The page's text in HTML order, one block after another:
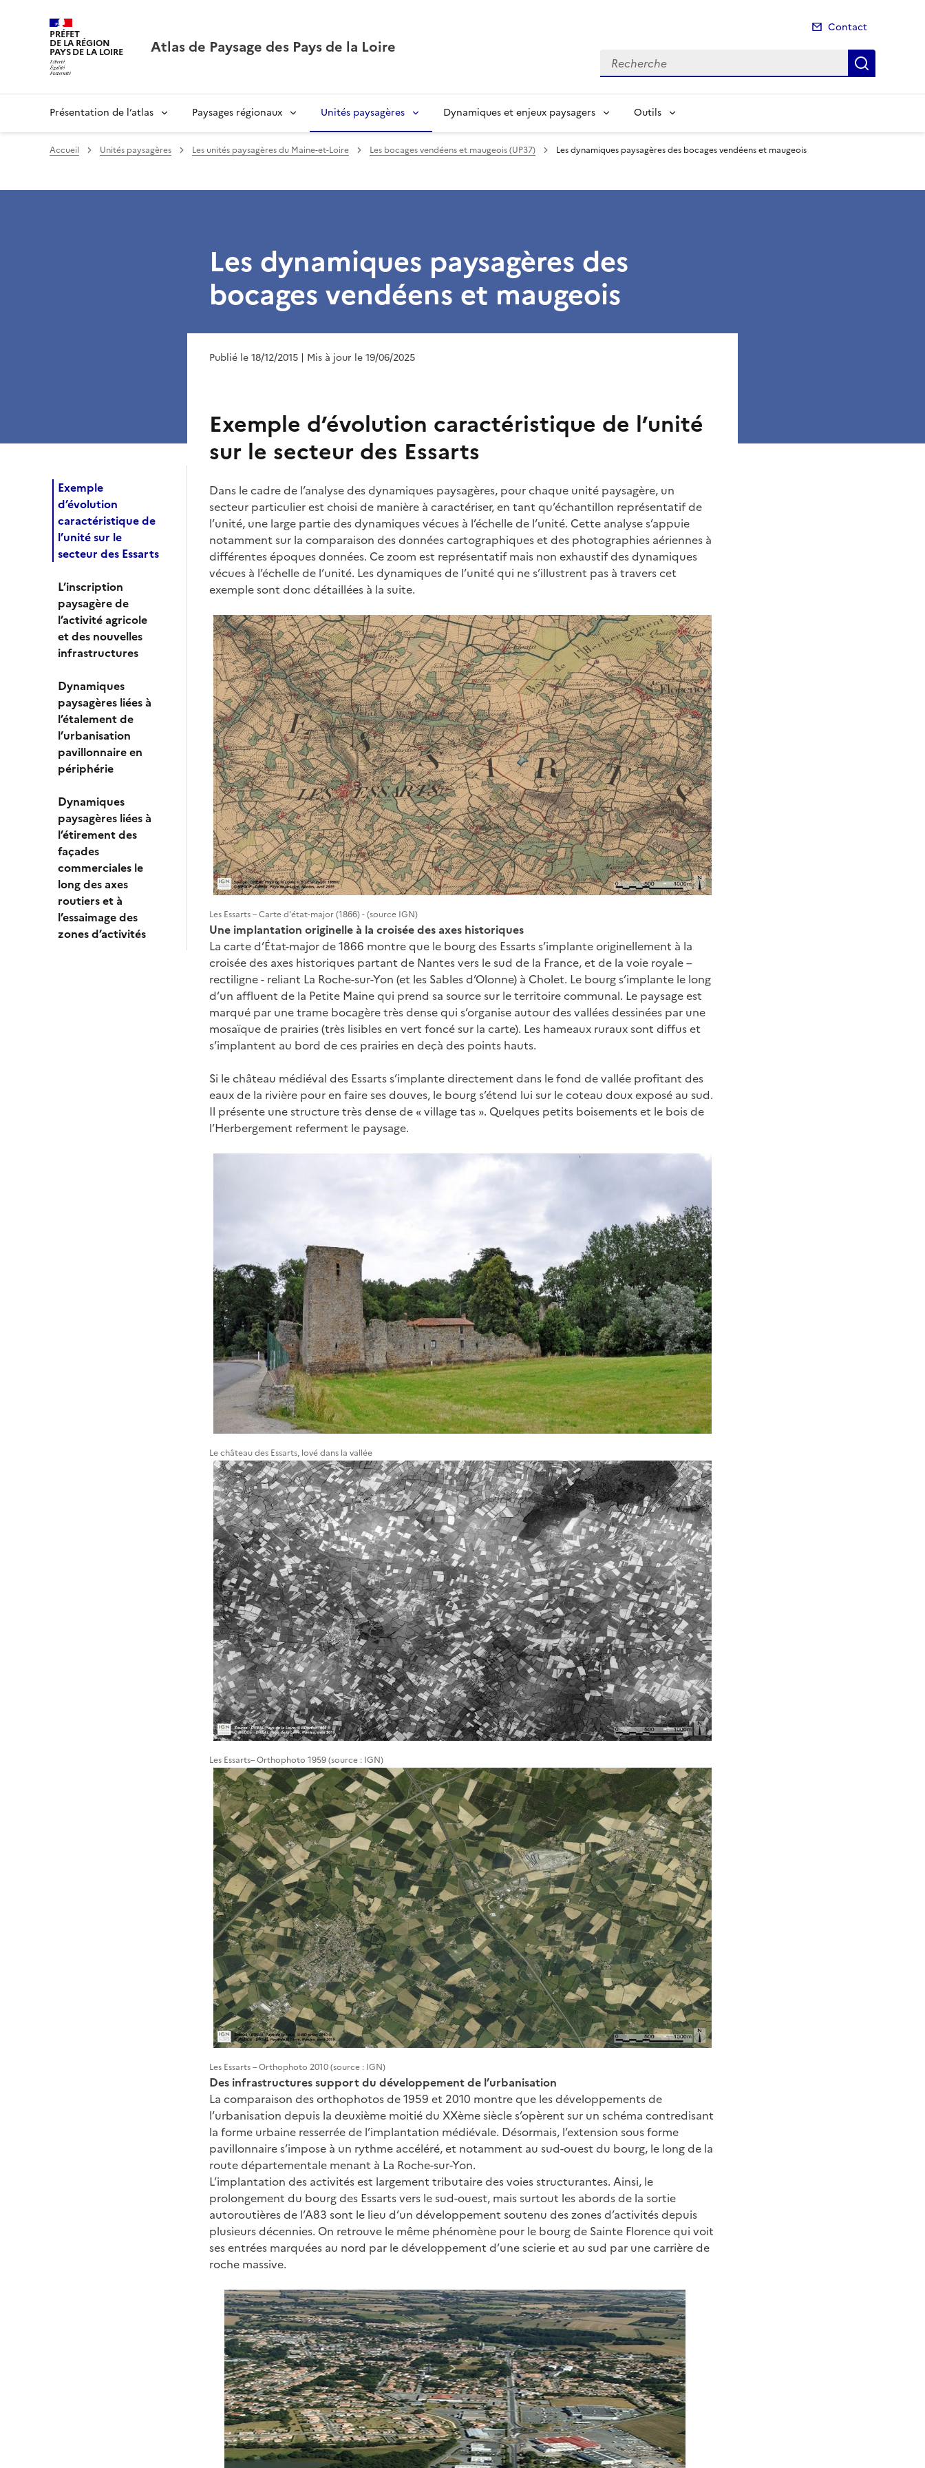
PRÉFET
DE LA RÉGION
PAYS DE LA LOIRE Atlas de Paysage des Pays de la Loire
Contact
Recherche
Présentation de l’atlas Paysages régionaux Unités paysagères Dynamiques et enjeux paysagers Outils
Accueil Unités paysagères Les unités paysagères du Maine-et-Loire Les bocages vendéens et maugeois (UP37) Les dynamiques paysagères des bocages vendéens et maugeois
Exemple
d’évolution
caractéristique de
l’unité sur le
secteur des Essarts
L’inscription
paysagère de
l’activité agricole
et des nouvelles
infrastructures
Dynamiques
paysagères liées à
l’étalement de
l’urbanisation
pavillonnaire en
périphérie
Dynamiques
paysagères liées à
l’étirement des
façades
commerciales le
long des axes
routiers et à
l’essaimage des
zones d’activités
Les dynamiques paysagères des
bocages vendéens et maugeois
Publié le 18/12/2015 | Mis à jour le 19/06/2025
Exemple d’évolution caractéristique de l’unité
sur le secteur des Essarts
Dans le cadre de l’analyse des dynamiques paysagères, pour chaque unité paysagère, un
secteur particulier est choisi de manière à caractériser, en tant qu’échantillon représentatif de
l’unité, une large partie des dynamiques vécues à l’échelle de l’unité. Cette analyse s’appuie
notamment sur la comparaison des données cartographiques et des photographies aériennes à
différentes époques données. Ce zoom est représentatif mais non exhaustif des dynamiques
vécues à l’échelle de l’unité. Les dynamiques de l’unité qui ne s’illustrent pas à travers cet
exemple sont donc détaillées à la suite.
Les Essarts – Carte d'état-major (1866) - (source IGN)
Une implantation originelle à la croisée des axes historiques
La carte d’État-major de 1866 montre que le bourg des Essarts s’implante originellement à la
croisée des axes historiques partant de Nantes vers le sud de la France, et de la voie royale –
rectiligne - reliant La Roche-sur-Yon (et les Sables d’Olonne) à Cholet. Le bourg s’implante le long
d’un affluent de la Petite Maine qui prend sa source sur le territoire communal. Le paysage est
marqué par une trame bocagère très dense qui s’organise autour des vallées dessinées par une
mosaïque de prairies (très lisibles en vert foncé sur la carte). Les hameaux ruraux sont diffus et
s’implantent au bord de ces prairies en deçà des points hauts.
Si le château médiéval des Essarts s’implante directement dans le fond de vallée profitant des
eaux de la rivière pour en faire ses douves, le bourg s’étend lui sur le coteau doux exposé au sud.
Il présente une structure très dense de « village tas ». Quelques petits boisements et le bois de
l’Herbergement referment le paysage.
Le château des Essarts, lové dans la vallée
Les Essarts– Orthophoto 1959 (source : IGN)
Les Essarts – Orthophoto 2010 (source : IGN)
Des infrastructures support du développement de l’urbanisation
La comparaison des orthophotos de 1959 et 2010 montre que les développements de
l’urbanisation depuis la deuxième moitié du XXème siècle s’opèrent sur un schéma contredisant
la forme urbaine resserrée de l’implantation médiévale. Désormais, l’extension sous forme
pavillonnaire s’impose à un rythme accéléré, et notamment au sud-ouest du bourg, le long de la
route départementale menant à La Roche-sur-Yon.
L’implantation des activités est largement tributaire des voies structurantes. Ainsi, le
prolongement du bourg des Essarts vers le sud-ouest, mais surtout les abords de la sortie
autoroutières de l’A83 sont le lieu d’un développement soutenu des zones d’activités depuis
plusieurs décennies. On retrouve le même phénomène pour le bourg de Sainte Florence qui voit
ses entrées marquées au nord par le développement d’une scierie et au sud par une carrière de
roche massive.